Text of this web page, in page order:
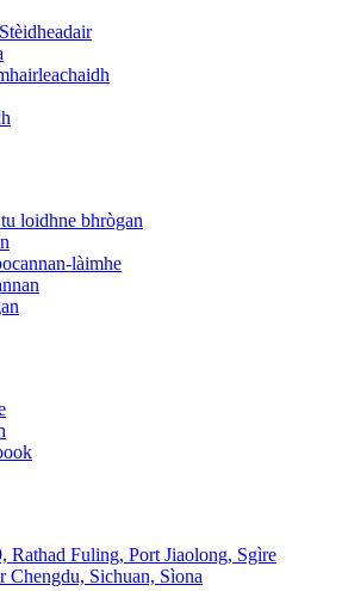
loidhne bhrògan
làimhe
Rathad Fuling, Port Jiaolong, Sgìre
Chengdu, Sichuan, Sìona